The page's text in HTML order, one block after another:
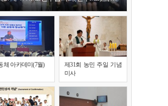
체 아카데미(7월)
제31회 농민 주일 기념
미사